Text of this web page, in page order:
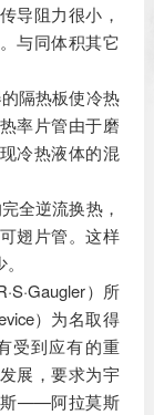
导阻力很小，
与同体积其它
隔热板使冷热
率片管由于磨
冷热液体的混
全逆流换热，
翅片管。这样
）所
）为名取得
受到应有的重
展，要求为宇
斯——阿拉莫斯